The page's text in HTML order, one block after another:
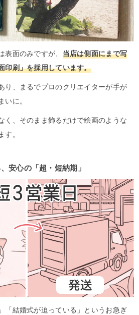
表面のみですが、 当店は側面にまで写
印刷」を採用しています。
り、まるでプロのクリエイターが手が
いに。
く、そのまま飾るだけで絵画のような
す。
安心の「超・短納期」
「結婚式が迫っている」というお急ぎ